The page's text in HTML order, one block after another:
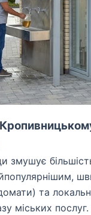
змушує
та
міських